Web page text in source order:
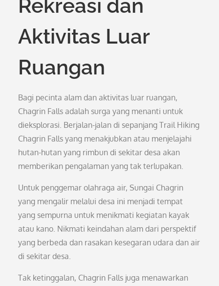
Rekreasi dan
Aktivitas Luar
Ruangan
Bagi pecinta alam dan aktivitas luar ruangan,
Chagrin Falls adalah surga yang menanti untuk
dieksplorasi. Berjalan-jalan di sepanjang Trail Hiking
Chagrin Falls yang menakjubkan atau menjelajahi
hutan-hutan yang rimbun di sekitar desa akan
memberikan pengalaman yang tak terlupakan.
Untuk penggemar olahraga air, Sungai Chagrin
yang mengalir melalui desa ini menjadi tempat
yang sempurna untuk menikmati kegiatan kayak
atau kano. Nikmati keindahan alam dari perspektif
yang berbeda dan rasakan kesegaran udara dan air
di sekitar desa.
Tak ketinggalan, Chagrin Falls juga menawarkan